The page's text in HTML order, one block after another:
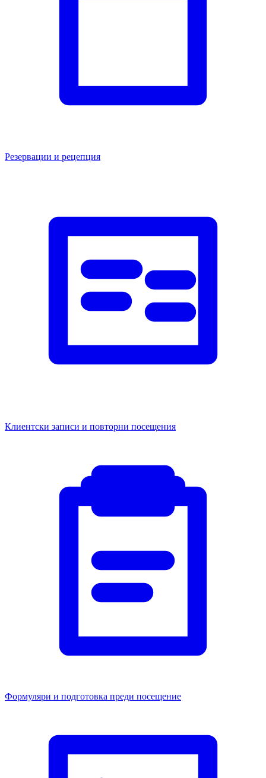
Резервации и рецепция
Клиентски записи и повторни посещения
Формуляри и подготовка преди посещение